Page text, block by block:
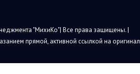
"МихиКо"| Все права защищены. |
прямой, активной ссылкой на оригинал